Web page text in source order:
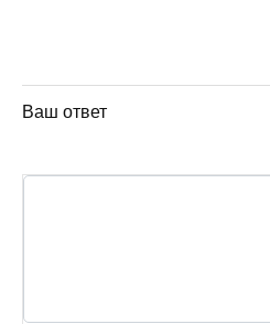
Ваш ответ